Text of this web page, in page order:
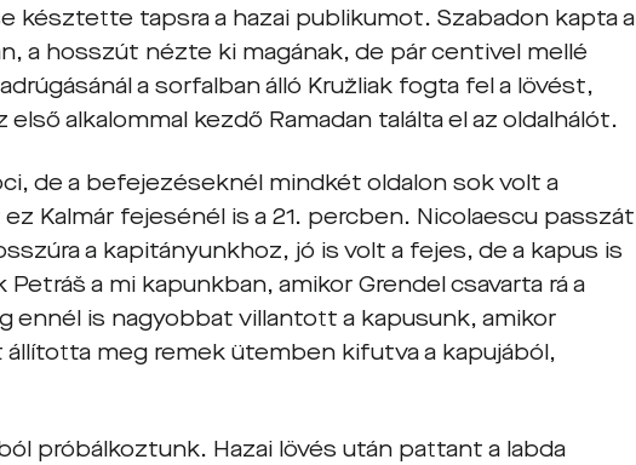
késztette tapsra a hazai publikumot. Szabadon kapta a
a hosszút nézte ki magának, de pár centivel mellé
a sorfalban álló Kružliak fogta fel a lövést,
alkalommal kezdő Ramadan találta el az oldalhálót.
de a befejezéseknél mindkét oldalon sok volt a
Kalmár fejesénél is a 21. percben. Nicolaescu passzát
a kapitányunkhoz, jó is volt a fejes, de a kapus is
a mi kapunkban, amikor Grendel csavarta rá a
ennél is nagyobbat villantott a kapusunk, amikor
állította meg remek ütemben kifutva a kapujából,
próbálkoztunk. Hazai lövés után pattant a labda